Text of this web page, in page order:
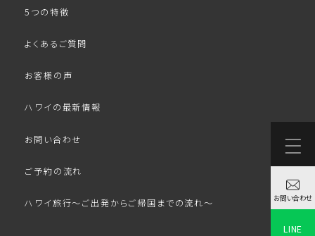
5つの特徴
よくあるご質問
お客様の声
ハワイの最新情報
お問い合わせ
ご予約の流れ
ハワイ旅行～ご出発からご帰国までの流れ～ お問い合わせ
LINE